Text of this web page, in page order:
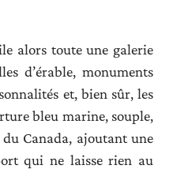
alors toute une galerie
d’érable, monuments
et, bien sûr, les
bleu marine, souple,
Canada, ajoutant une
qui ne laisse rien au